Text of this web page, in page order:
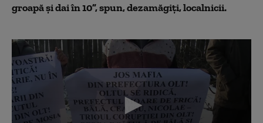
groapă și dai în 10”, spun, dezamăgiți, localnicii.